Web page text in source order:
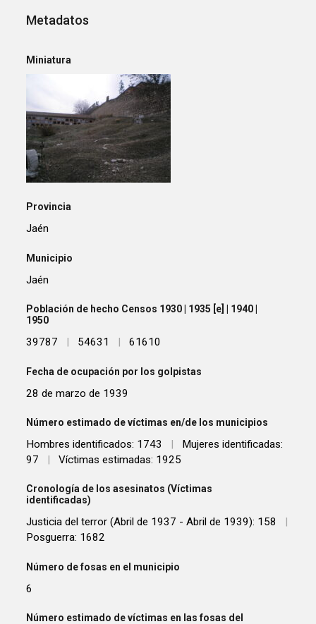
Metadatos
Miniatura
Provincia
Jaén
Municipio
Jaén
Población de hecho Censos 1930 | 1935 [e] | 1940 |
1950
39787 | 54631 | 61610
Fecha de ocupación por los golpistas
28 de marzo de 1939
Número estimado de víctimas en/de los municipios
Hombres identificados: 1743 |
Mujeres identificadas:
97
| Víctimas estimadas: 1925
Cronología de los asesinatos (Víctimas
identificadas)
Justicia del terror (Abril de 1937 - Abril de 1939): 158
Posguerra: 1682
Número de fosas en el municipio
6
Número estimado de víctimas en las fosas del